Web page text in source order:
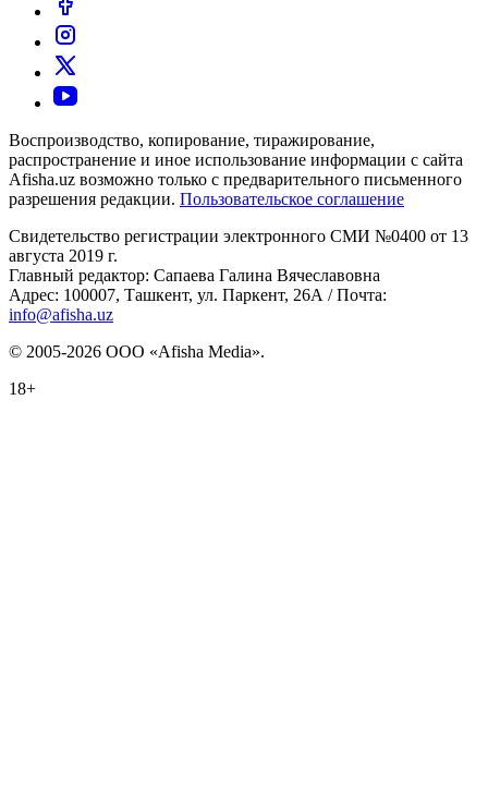
Воспроизводство, копирование, тиражирование,
распространение и иное использование информации с сайта
Afisha.uz возможно только с предварительного письменного
разрешения редакции. Пользовательское соглашение
Свидетельство регистрации электронного СМИ №0400 от 13
августа 2019 г.
Главный редактор: Сапаева Галина Вячеславовна
Адрес: 100007, Ташкент, ул. Паркент, 26А / Почта:
info@afisha.uz
© 2005-2026 ООО «Afisha Media».
18+